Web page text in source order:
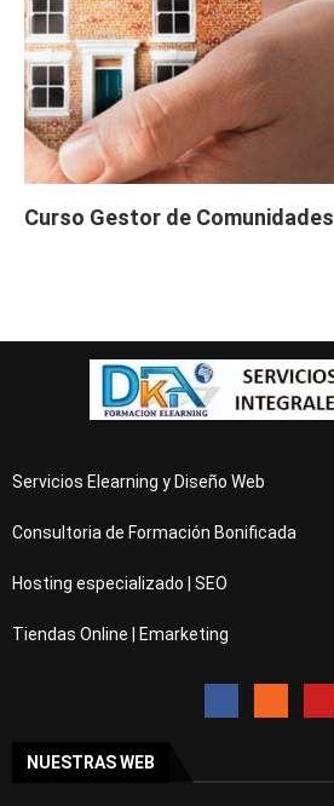
Curso Gestor de Comunidades
Servicios Elearning y Diseño Web
Consultoria de Formación Bonificada
Hosting especializado | SEO
Tiendas Online | Emarketing
NUESTRAS WEB